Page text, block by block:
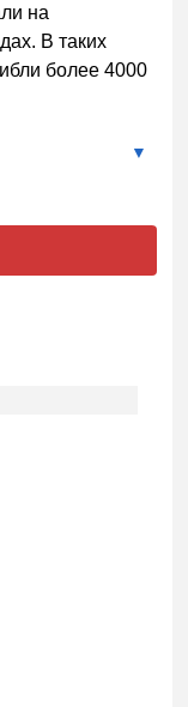
на
В таких
более 4000